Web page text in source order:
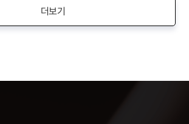
더보기